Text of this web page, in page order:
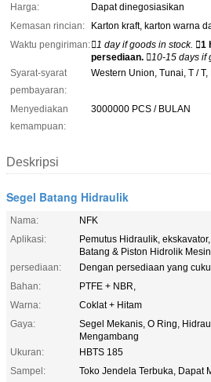
Harga:
Dapat dinegosiasikan
Kemasan rincian:
Karton kraft, karton warna
Waktu pengiriman:1 day if goods in stock. 1
persediaan. 10-15 days if
Syarat-syarat
pembayaran:
Western Union, Tunai, T / T,
Menyediakan
kemampuan:
3000000 PCS / BULAN
Deskripsi
Segel Batang Hidraulik
Nama:
NFK
Aplikasi:
Pemutus Hidraulik,
Batang & Piston Hidrolik
persediaan:
Dengan persediaan yang
Bahan:
PTFE + NBR,
Warna:
Coklat + Hitam
Gaya:
Segel Mekanis, O Ring,
Mengambang
Ukuran:
HBTS 185
Sampel:
Toko Jendela Terbuka, Dapat